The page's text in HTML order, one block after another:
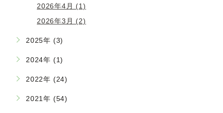
2026年4月 (1)
2026年3月 (2)
2025年 (3)
2024年 (1)
2022年 (24)
2021年 (54)